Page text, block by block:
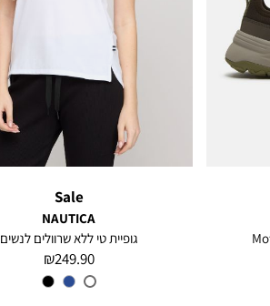
Sale
NAUTICA
גופיית טי ללא שרוולים לנשים
מחיר
מוצר
249.90 ₪
צבע
White